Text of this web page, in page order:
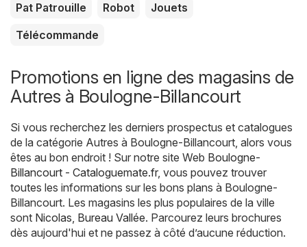
Pat Patrouille Robot
Jouets
Télécommande
Promotions en ligne des magasins de
Autres à Boulogne-Billancourt
Si vous recherchez les derniers prospectus et catalogues
de la catégorie Autres à Boulogne-Billancourt, alors vous
êtes au bon endroit ! Sur notre site Web Boulogne-
Billancourt - Cataloguemate.fr, vous pouvez trouver
toutes les informations sur les bons plans à Boulogne-
Billancourt. Les magasins les plus populaires de la ville
sont Nicolas, Bureau Vallée. Parcourez leurs brochures
dès aujourd'hui et ne passez à côté d’aucune réduction.